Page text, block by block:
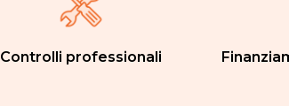
Controlli professionali